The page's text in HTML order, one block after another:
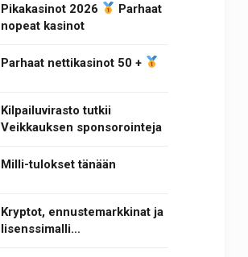
Pikakasinot 2026
Parhaat
nopeat kasinot
Parhaat nettikasinot 50 +
Kilpailuvirasto tutkii
Veikkauksen sponsorointeja
Milli-tulokset tänään
Kryptot, ennustemarkkinat ja
lisenssimalli…